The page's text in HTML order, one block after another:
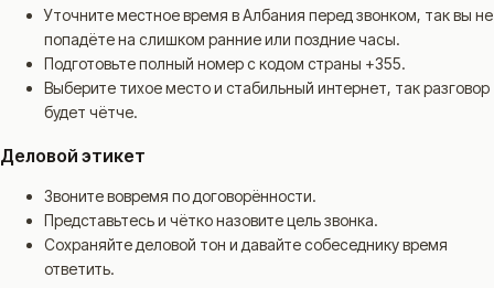
Уточните местное время в Албания перед звонком, так вы не
попадёте на слишком ранние или поздние часы.
Подготовьте полный номер с кодом страны +355.
Выберите тихое место и стабильный интернет, так разговор
будет чётче.
Деловой этикет
Звоните вовремя по договорённости.
Представьтесь и чётко назовите цель звонка.
Сохраняйте деловой тон и давайте собеседнику время
ответить.